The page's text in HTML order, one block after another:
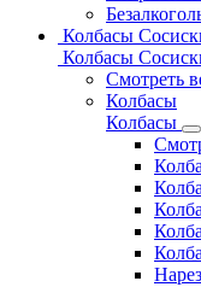
Колбасы
Колбасы
Смотреть
Колбасы
Колбасы